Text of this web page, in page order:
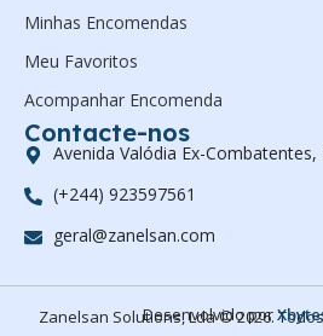
Minhas Encomendas
Meu Favoritos
Acompanhar Encomenda
Contacte-nos
Avenida Valódia Ex-Combatentes,
(+244) 923597561
geral@zanelsan.com
Zanelsan Solutions, Lda © 2026.
Desenvolvido por